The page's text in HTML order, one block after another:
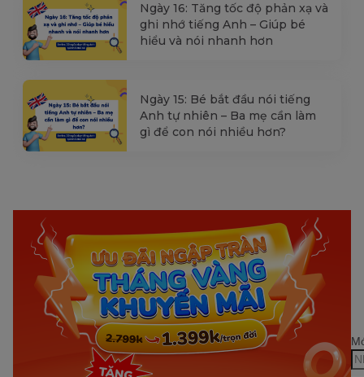
Ngày 16: Tăng tốc độ phản xạ và
ghi nhớ tiếng Anh – Giúp bé
hiểu và nói nhanh hơn
Ngày 15: Bé bắt đầu nói tiếng
Anh tự nhiên – Ba mẹ cần làm
gì để con nói nhiều hơn?